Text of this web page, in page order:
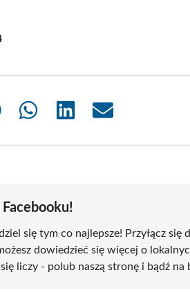
Share
Share
Share
Facebooku!
się tym co najlepsze! Przyłącz się
dowiedzieć się więcej o
liczy - polub naszą stronę i bądź na